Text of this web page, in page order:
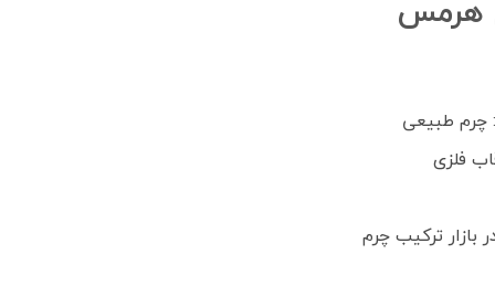
طبیعی
فلزی
ترکیب چرم